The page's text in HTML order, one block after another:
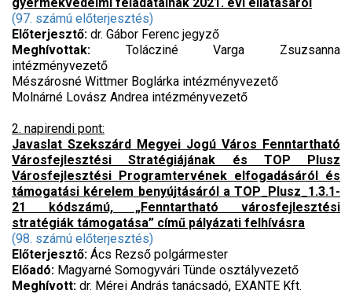
(97. számú előterjesztés)
Előterjesztő: dr. Gábor Ferenc jegyző
Meghívottak: Tolácziné Varga Zsuzsanna
intézményvezető
Mészárosné Wittmer Boglárka intézményvezető
Molnárné Lovász Andrea intézményvezető
2. napirendi pont:
Javaslat Szekszárd Megyei Jogú Város Fenntartható
Városfejlesztési Stratégiájának és TOP Plusz
Városfejlesztési Programtervének elfogadásáról és
támogatási kérelem benyújtásáról a TOP_Plusz_1.3.1-
21 kódszámú, „Fenntartható városfejlesztési
stratégiák támogatása” című pályázati felhívásra
(98. számú előterjesztés)
Előterjesztő: Ács Rezső polgármester
Előadó: Magyarné Somogyvári Tünde osztályvezető
Meghívott: dr. Mérei András tanácsadó, EXANTE Kft.